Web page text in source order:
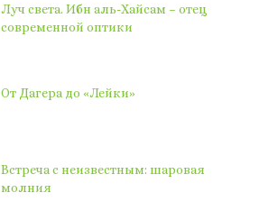
Луч света. Ибн аль-Хайсам – отец
современной оптики
От Дагера до «Лейки»
Встреча с неизвестным: шаровая
молния